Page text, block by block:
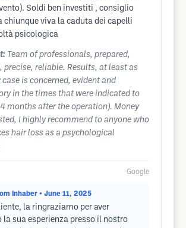
Soldi ben investiti , consiglio
chiunque viva la caduta dei capelli
psicologica
Team of professionals, prepared,
precise, reliable. Results, at least as
case is concerned, evident and
in the times that were indicated to
months after the operation). Money
I highly recommend to anyone who
hair loss as a psychological
Google
Inhaber • June 11, 2025
la ringraziamo per aver
la sua esperienza presso il nostro